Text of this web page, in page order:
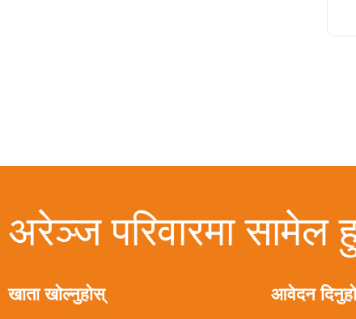
अरेञ्ज परिवारमा सामेल
खाता खोल्नुहोस् आवेदन